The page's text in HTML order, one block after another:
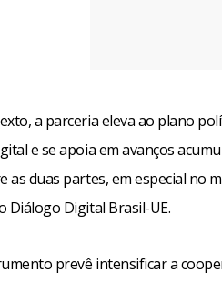
a parceria eleva ao plano
e se apoia em avanços
as duas partes, em especial no
Diálogo Digital Brasil-UE.
prevê intensificar a